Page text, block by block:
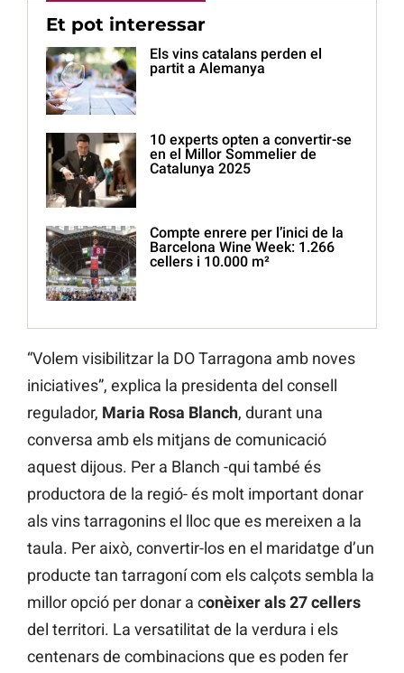
Et pot interessar
Els vins catalans perden el
partit a Alemanya
10 experts opten a convertir-se
en el Millor Sommelier de
Catalunya 2025
Compte enrere per l’inici de la
Barcelona Wine Week: 1.266
cellers i 10.000 m²
“Volem visibilitzar la DO Tarragona amb noves
iniciatives”, explica la presidenta del consell
regulador, Maria Rosa Blanch, durant una
conversa amb els mitjans de comunicació
aquest dijous. Per a Blanch -qui també és
productora de la regió- és molt important donar
als vins tarragonins el lloc que es mereixen a la
taula. Per això, convertir-los en el maridatge d’un
producte tan tarragoní com els calçots sembla la
millor opció per donar a conèixer als 27 cellers
del territori. La versatilitat de la verdura i els
centenars de combinacions que es poden fer